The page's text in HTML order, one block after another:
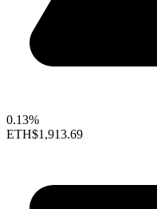
0.13%
ETH$1,913.69